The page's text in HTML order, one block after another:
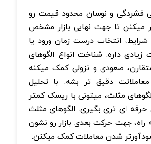
فشردگی و نوسان محدود قیمت رو
میکنن تا جهت نهایی بازار مشخص
انتخاب درست زمان ورود یا
داره. شناخت انواع الگوهای
صعودی و نزولی کمک میکنه
دقیق تر بشه. با تحلیل
مثلث، میتونی با ریسک کمتر
ای تری بگیری. الگوهای مثلث
راه، جهت حرکت بعدی بازار رو نشون
شدن معاملات کمک میکنن.